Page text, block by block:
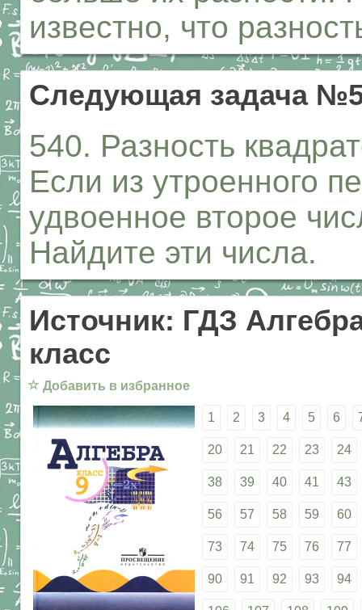
известно, что
Следующая задача
540. Разность
Если из утроенного
удвоенное второе
Найдите эти числа.
Источник: ГДЗ
класс
☆ Добавить в избранное
1 2 3 4 5 6
20 21 22 23 24
38 39 40 41 43
56 57 58 59 60
73 74 75 76 77
90 91 92 93 94